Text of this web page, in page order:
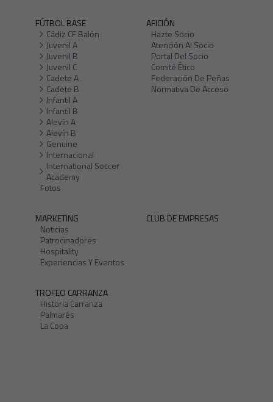
FÚTBOL BASE
Cádiz CF Balón
Juvenil A
Juvenil B
Juvenil C
Cadete A
Cadete B
Infantil A
Infantil B
Alevín A
Alevín B
Genuine
Internacional
International Soccer
Academy
Fotos
AFICIÓN
Hazte Socio
Atención Al Socio
Portal Del Socio
Comité Ético
Federación De Peñas
Normativa De Acceso
MARKETING
Noticias
Patrocinadores
Hospitality
Experiencias Y Eventos
CLUB DE EMPRESAS
TROFEO CARRANZA
Historia Carranza
Palmarés
La Copa